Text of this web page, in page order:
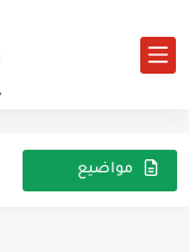
مواضيع